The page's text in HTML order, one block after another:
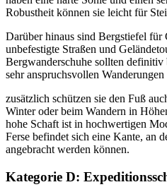
Robustheit können sie leicht für
Darüber hinaus sind Bergstiefel für
unbefestigte Straßen und
Bergwanderschuhe sollten
sehr anspruchsvollen
zusätzlich schützen sie den Fuß
Winter oder beim Wandern in
hohe Schaft ist in hochwertigen
Ferse befindet sich eine Kante, an
angebracht werden können.
Kategorie D: